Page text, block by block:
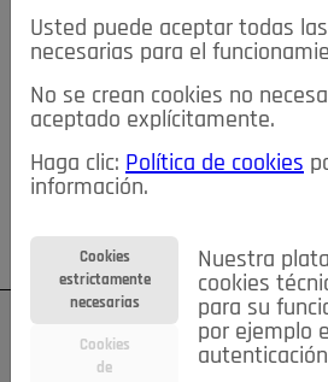
≡NOTICIAS
NOTICIAS SERVICIOS DE
TABLÓN DE ANUNCIOS MIS
NOSOTROS
Su cuenta Regístrese
Usted puede aceptar todas
necesarias para el
No se crean cookies no
aceptado explícitamente.
Haga clic: Política de cookies
información.
Cookies
estrictamente
necesarias
Cookies
de
Nuestra
cookies
para su
por ejemplo